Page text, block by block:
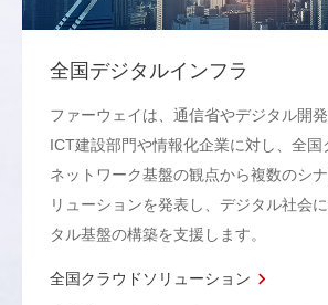
全国デジタルインフラ
ファーウェイは、通信省やデジタル開
ICT建設部門や情報化企業に対し、全国
ネットワーク基盤の観点から複数のシ
リューションを発表し、デジタル社会
タル基盤の構築を支援します。
全国クラウドソリューション